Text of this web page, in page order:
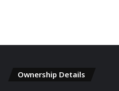
Ownership Details